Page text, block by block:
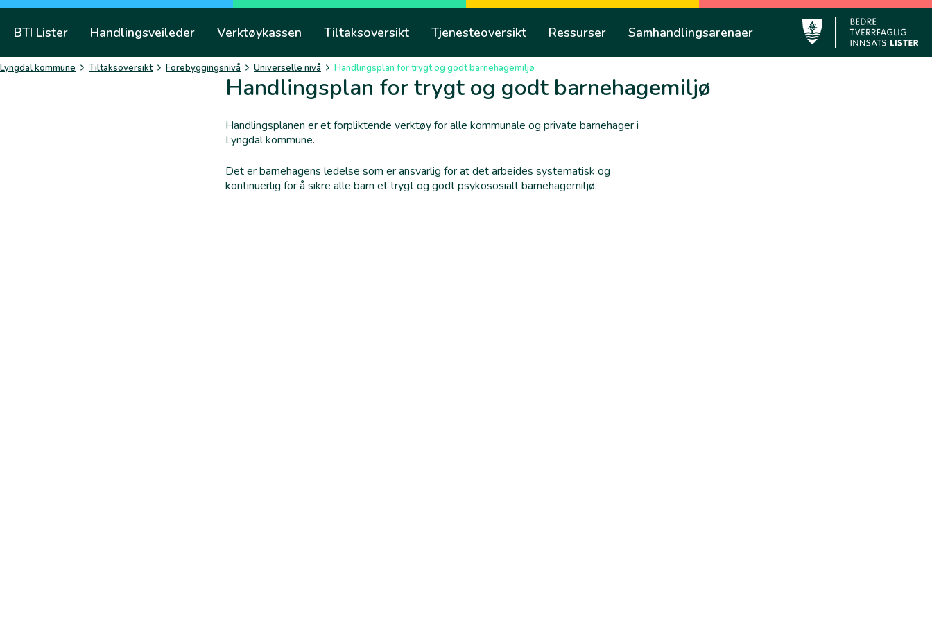
Skip
content
BTI Lister Handlingsveileder Verktøykassen Tiltaksoversikt Tjenesteoversikt Ressurser Samhandlingsarenaer
Lyngdal
Lyngdal kommune Tiltaksoversikt Forebyggingsnivå Universelle nivå Handlingsplan for trygt og godt barnehagemiljø
Handlingsplan for trygt og godt barnehagemiljø
Handlingsplanen er et forpliktende verktøy for alle kommunale og private barnehager i
Lyngdal kommune.
Det er barnehagens ledelse som er ansvarlig for at det arbeides systematisk og
kontinuerlig for å sikre alle barn et trygt og godt psykososialt barnehagemiljø.